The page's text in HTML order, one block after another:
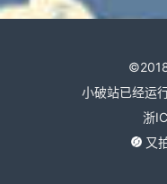
小破站已经运
浙
又